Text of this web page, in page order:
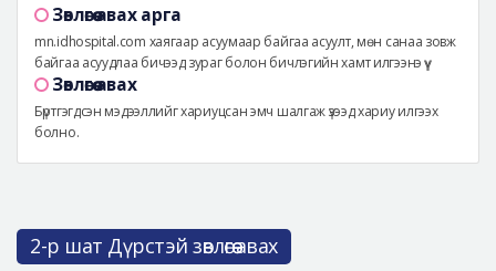
Зөвлөгөө авах арга
mn.idhospital.com хаягаар асуумаар байгаа асуулт, мөн санаа зовж
байгаа асуудлаа бичээд зураг болон бичлэгийн хамт илгээнэ үү
Зөвлөгөө авах
Бүртгэгдсэн мэдээллийг хариуцсан эмч шалгаж үзээд хариу илгээх
болно.
2-р шат Дүрстэй зөвлөгөө авах